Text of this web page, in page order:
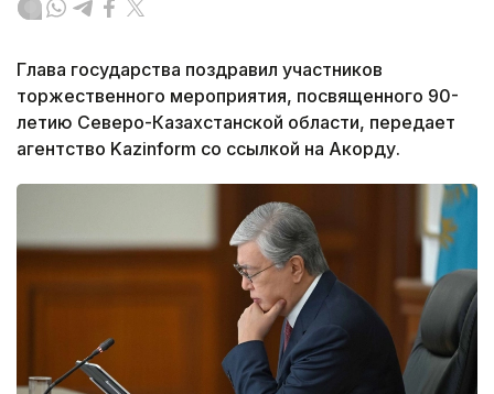
Глава государства поздравил участников
торжественного мероприятия, посвященного 90-
летию Северо-Казахстанской области, передает
агентство Kazinform со ссылкой на Акорду.